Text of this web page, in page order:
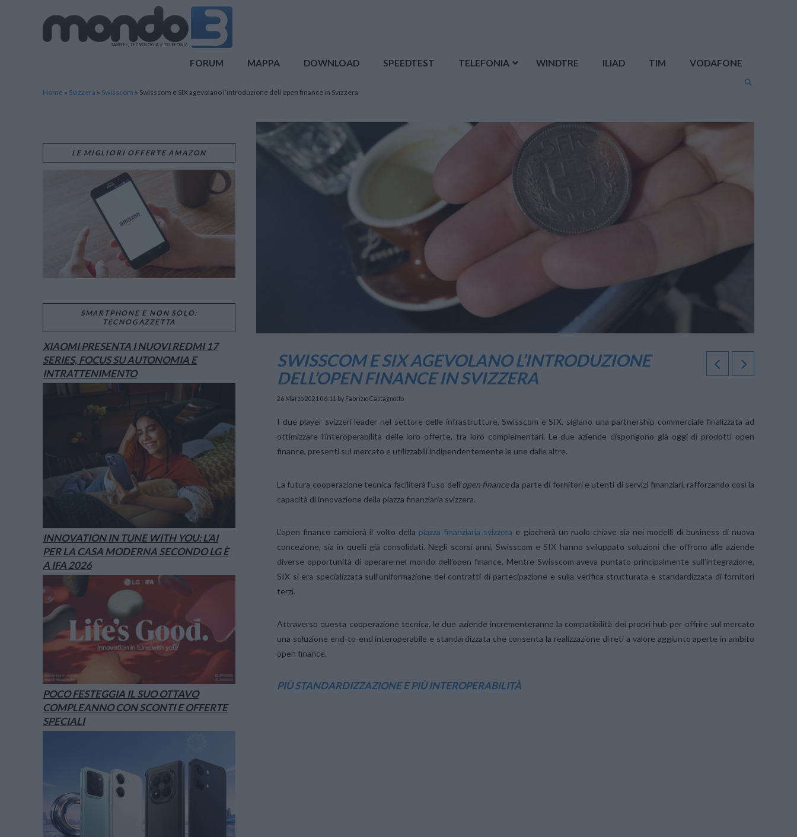
FORUM MAPPA DOWNLOAD SPEEDTEST TELEFONIA WINDTRE ILIAD TIM VODAFONE
Home » Svizzera » Swisscom » Swisscom e SIX agevolano l’introduzione dell’open finance in Svizzera
SWISSCOM E SIX AGEVOLANO L’INTRODUZIONE
DELL’OPEN FINANCE IN SVIZZERA
26 Marzo 2021 06:11 by Fabrizio Castagnotto
I due player svizzeri leader nel settore delle infrastrutture, Swisscom e SIX, siglano una partnership commerciale finalizzata ad
ottimizzare l’interoperabilità delle loro offerte, tra loro complementari. Le due aziende dispongono già oggi di prodotti open
finance, presenti sul mercato e utilizzabili indipendentemente le une dalle altre.
La futura cooperazione tecnica faciliterà l’uso dell’open financeda parte di fornitori e utenti di servizi finanziari, rafforzando così la
capacità di innovazione della piazza finanziaria svizzera.
L’open finance cambierà il volto della piazza finanziaria svizzera e giocherà un ruolo chiave sia nei modelli di business di nuova
concezione, sia in quelli già consolidati. Negli scorsi anni, Swisscom e SIX hanno sviluppato soluzioni che offrono alle aziende
diverse opportunità di operare nel mondo dell’open finance. Mentre Swisscom aveva puntato principalmente sull’integrazione,
SIX si era specializzata sull’uniformazione dei contratti di partecipazione e sulla verifica strutturata e standardizzata di fornitori
terzi.
Attraverso questa cooperazione tecnica, le due aziende incrementeranno la compatibilità dei propri hub per offrire sul mercato
una soluzione end-to-end interoperabile e standardizzata che consenta la realizzazione di reti a valore aggiunto aperte in ambito
open finance.
PIÙ STANDARDIZZAZIONE E PIÙ INTEROPERABILITÀ
LE MIGLIORI OFFERTE AMAZON
SMARTPHONE E NON SOLO:
TECNOGAZZETTA
XIAOMI PRESENTA I NUOVI REDMI 17
SERIES, FOCUS SU AUTONOMIA E
INTRATTENIMENTO
INNOVATION IN TUNE WITH YOU: L’AI
PER LA CASA MODERNA SECONDO LG È
A IFA 2026
POCO FESTEGGIA IL SUO OTTAVO
COMPLEANNO CON SCONTI E OFFERTE
SPECIALI